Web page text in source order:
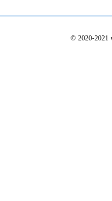
© 2020-2021